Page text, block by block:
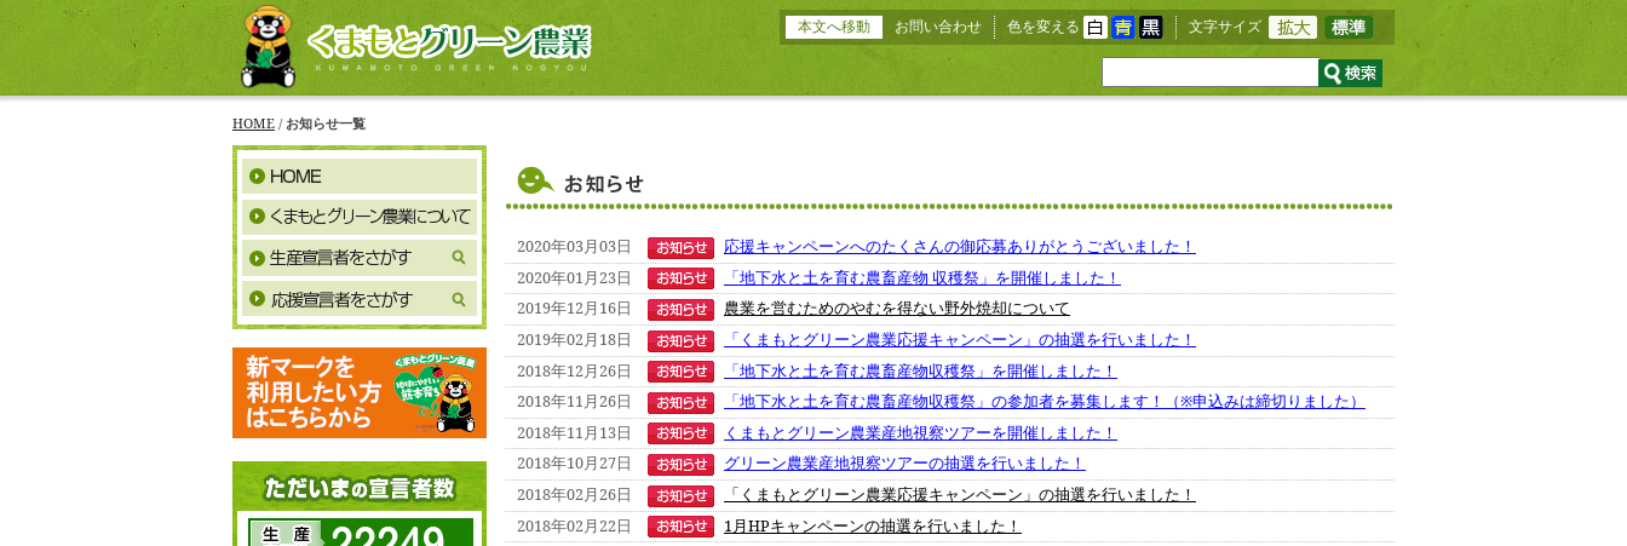
本文へ移動 お問い合わせ 色を変える 文字サイズ
HOME / お知らせ一覧
2020年03月03日
応援キャンペーンへのたくさんの御応募ありがとうございました！
2020年01月23日
「地下水と土を育む農畜産物 収穫祭」を開催しました！
2019年12月16日
農業を営むためのやむを得ない野外焼却について
2019年02月18日
「くまもとグリーン農業応援キャンペーン」の抽選を行いました！
2018年12月26日
「地下水と土を育む農畜産物収穫祭」を開催しました！
2018年11月26日
「地下水と土を育む農畜産物収穫祭」の参加者を募集します！（※申込みは締切りました）
2018年11月13日
くまもとグリーン農業産地視察ツアーを開催しました！
2018年10月27日
グリーン農業産地視察ツアーの抽選を行いました！
2018年02月26日
「くまもとグリーン農業応援キャンペーン」の抽選を行いました！
2018年02月22日
1月HPキャンペーンの抽選を行いました！